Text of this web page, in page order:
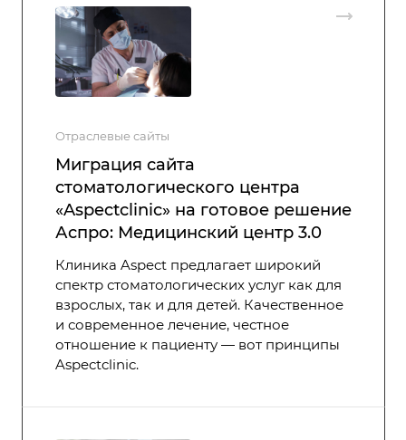
Отраслевые сайты
Миграция сайта
стоматологического центра
«Aspectclinic» на готовое решение
Аспро: Медицинский центр 3.0
Клиника Aspect предлагает широкий
спектр стоматологических услуг как для
взрослых, так и для детей. Качественное
и современное лечение, честное
отношение к пациенту — вот принципы
Aspectclinic.